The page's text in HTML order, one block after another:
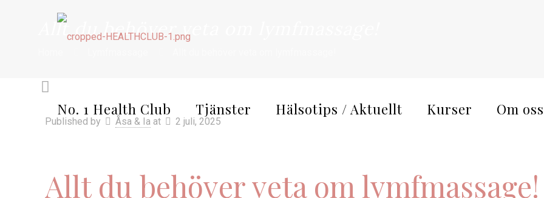
No. 1 Health Club Tjänster Hälsotips / Aktuellt Kurser Om oss
Allt du behöver veta om lymfmassage!
Published by Åsa & Ia at 2 juli, 2025
Allt du behöver veta om lymfmassage!